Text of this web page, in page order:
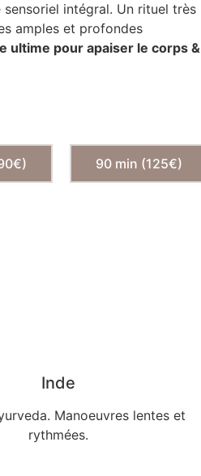
sensoriel intégral. Un rituel très
amples et profondes
ultime pour apaiser le corps &
90 min (125€)
Inde
Manoeuvres lentes et
rythmées.